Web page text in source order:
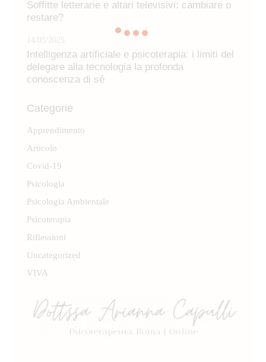
Soffitte letterarie e altari televisivi: cambiare o
restare?
14/05/2025
Intelligenza artificiale e psicoterapia: i limiti del
delegare alla tecnologia la profonda
conoscenza di sé
Categorie
Apprendimento
Articolo
Covid-19
Psicologia
Psicologia Ambientale
Psicoterapia
Riflessioni
Uncategorized
VIVA